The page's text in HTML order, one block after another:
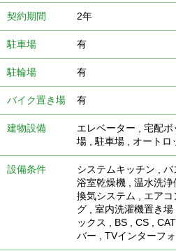
契約期間 2年
駐車場 有
駐輪場 有
バイク置き場 有
建物設備 エレベーター 宅配ボ
場
駐車場 オートロ
設備条件 システムキッチン バ
浴室乾燥機
温水洗浄
換気システム
エアコ
グ
室内洗濯機置き場
ックス
BS CS
バー
TVインターフ